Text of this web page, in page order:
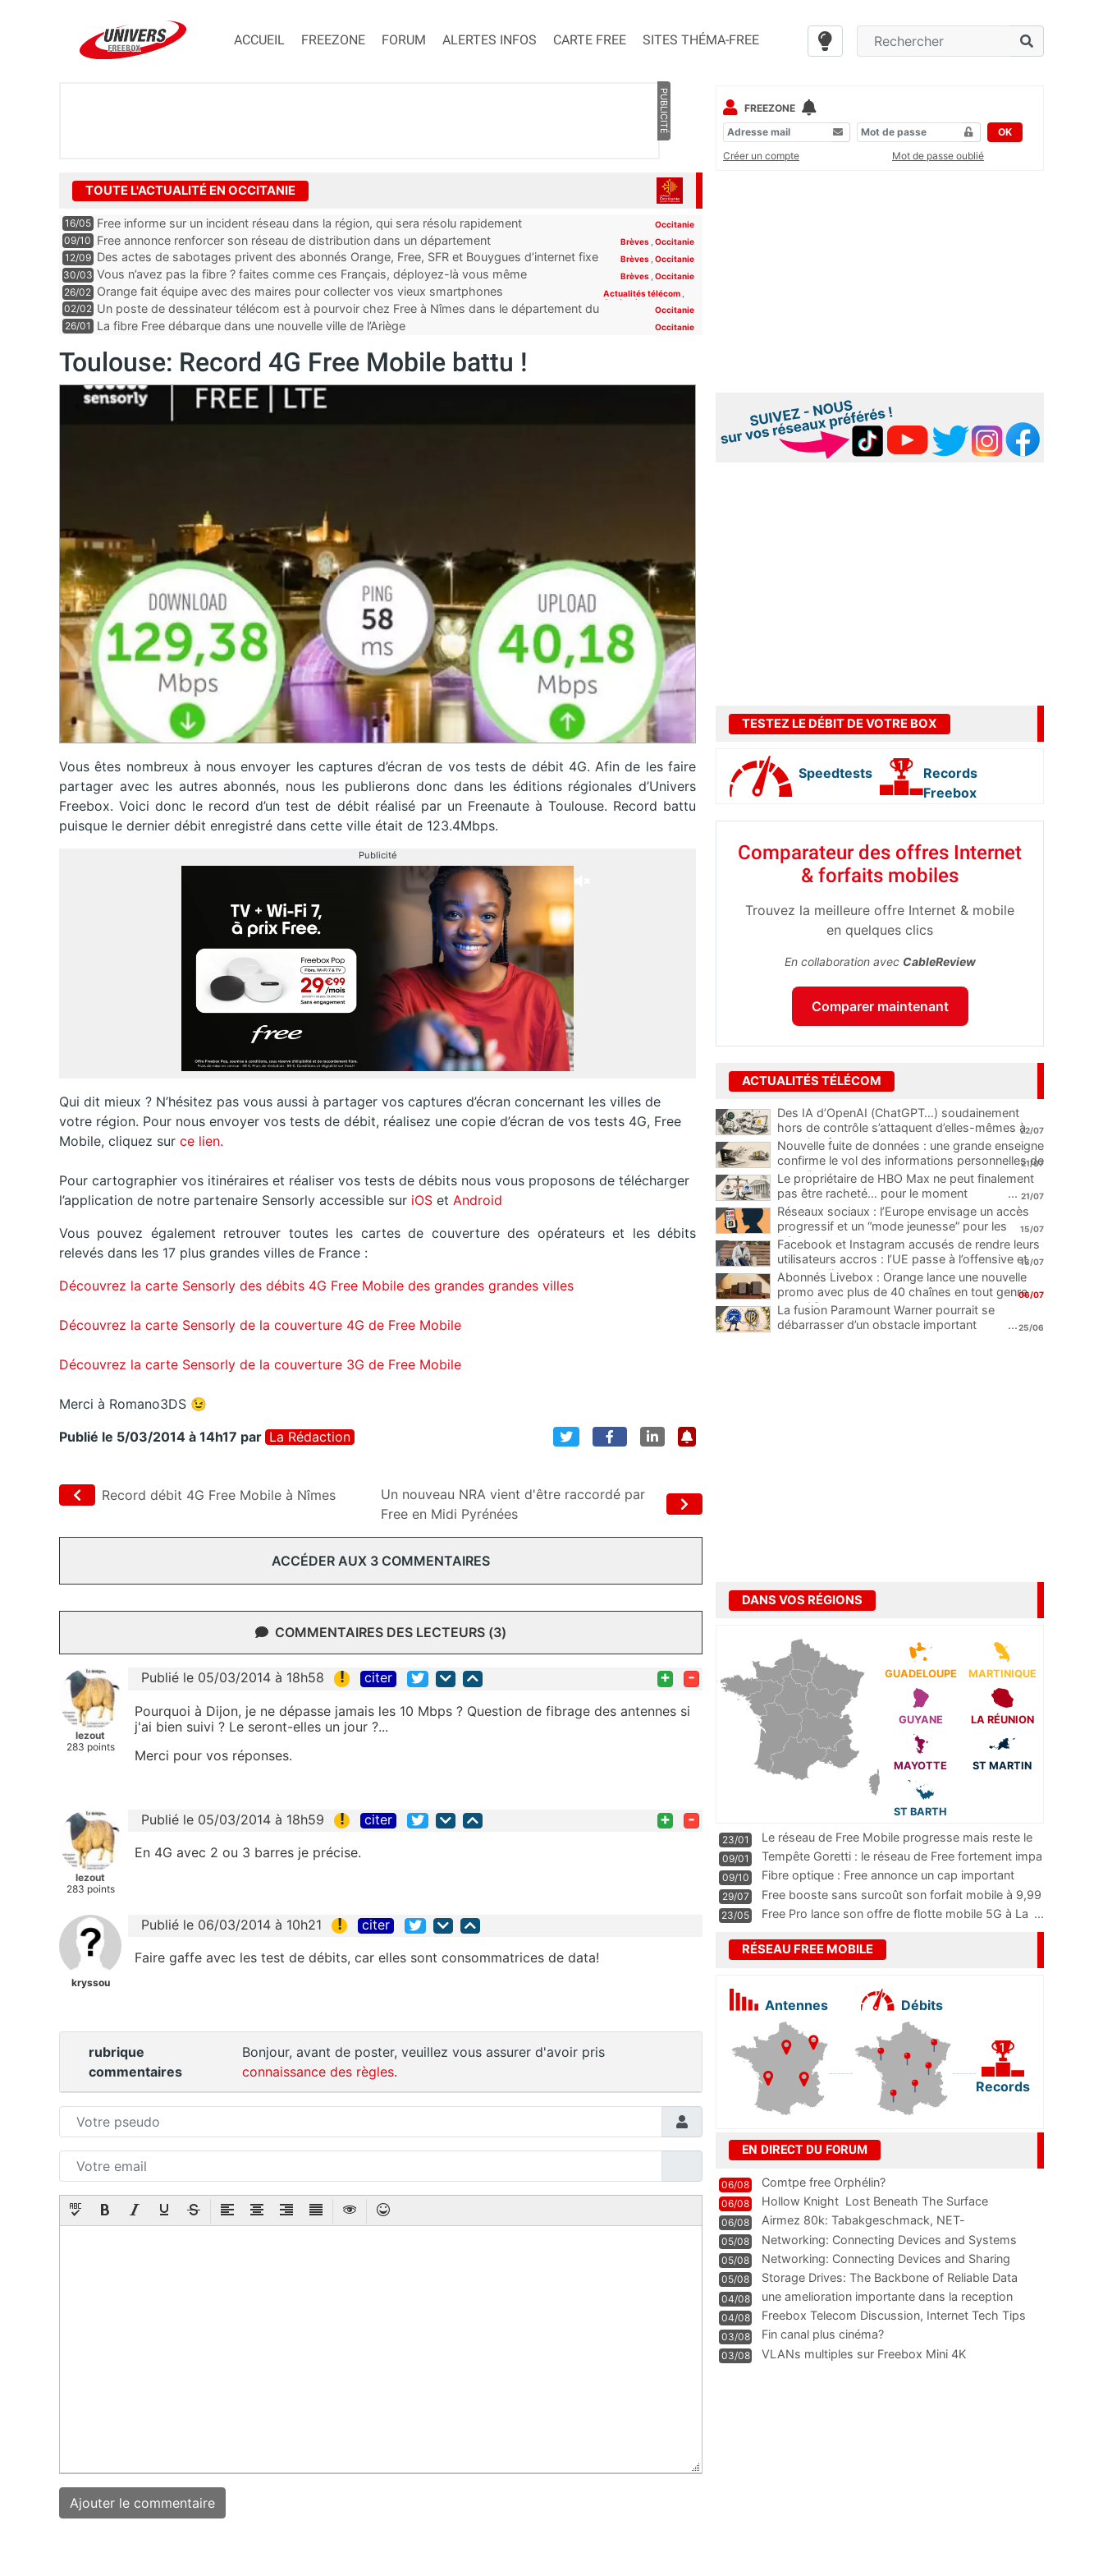
ACCUEIL FREEZONE FORUM ALERTES INFOS CARTE FREE SITES THÉMA-FREE
PUBLICITÉ
TOUTE L'ACTUALITÉ EN OCCITANIE
16/05 Free informe sur un incident réseau dans la région, qui sera résolu rapidement Occitanie
09/10 Free annonce renforcer son réseau de distribution dans un département Brèves Occitanie
12/09 Des actes de sabotages privent des abonnés Orange, Free, SFR et Bouygues d’internet fixe
et mobile, “c’est clairement quelqu’un qui est expert”
Brèves Occitanie
30/03 Vous n’avez pas la fibre ? faites comme ces Français, déployez-là vous même Brèves Occitanie
26/02 Orange fait équipe avec des maires pour collecter vos vieux smartphones Actualités télécom
Occitanie
02/02 Un poste de dessinateur télécom est à pourvoir chez Free à Nîmes dans le département du
Gard
Occitanie
26/01 La fibre Free débarque dans une nouvelle ville de l’Ariège Occitanie
Toulouse: Record 4G Free Mobile battu !
Vous êtes nombreux à nous envoyer les captures d’écran de vos tests de débit 4G. Afin de les faire
partager avec les autres abonnés, nous les publierons donc dans les éditions régionales d’Univers
Freebox. Voici donc le record d’un test de débit réalisé par un Freenaute à Toulouse. Record battu
puisque le dernier débit enregistré dans cette ville était de 123.4Mbps.
Publicité
Qui dit mieux ? N’hésitez pas vous aussi à partager vos captures d’écran concernant les villes de
votre région. Pour nous envoyer vos tests de débit, réalisez une copie d’écran de vos tests 4G, Free
Mobile, cliquez sur ce lien.
Pour cartographier vos itinéraires et réaliser vos tests de débits nous vous proposons de télécharger
l’application de notre partenaire Sensorly accessible sur iOS et Android
Vous pouvez également retrouver toutes les cartes de couverture des opérateurs et les débits
relevés dans les 17 plus grandes villes de France :
Découvrez la carte Sensorly des débits 4G Free Mobile des grandes grandes villes
Découvrez la carte Sensorly de la couverture 4G de Free Mobile
Découvrez la carte Sensorly de la couverture 3G de Free Mobile
Merci à Romano3DS 😉
Publié le 5/03/2014 à 14h17 par La Rédaction
Record débit 4G Free Mobile à Nîmes
Un nouveau NRA vient d'être raccordé par
Free en Midi Pyrénées
ACCÉDER AUX 3 COMMENTAIRES
COMMENTAIRES DES LECTEURS (3)
lezout
283 points
Publié le 05/03/2014 à 18h58 ! citer + -
Pourquoi à Dijon, je ne dépasse jamais les 10 Mbps ? Question de fibrage des antennes si
j'ai bien suivi ? Le seront-elles un jour ?...
Merci pour vos réponses.
lezout
283 points
Publié le 05/03/2014 à 18h59 ! citer + -
En 4G avec 2 ou 3 barres je précise.
kryssou
Publié le 06/03/2014 à 10h21 ! citer
Faire gaffe avec les test de débits, car elles sont consommatrices de data!
rubrique
commentaires
Bonjour, avant de poster, veuillez vous assurer d'avoir pris
connaissance des règles.
FREEZONE
OK
Créer un compte
Mot de passe oublié
TESTEZ LE DÉBIT DE VOTRE BOX
Speedtests
Records
Freebox
Comparateur des offres Internet
& forfaits mobiles
Trouvez la meilleure offre Internet & mobile
en quelques clics
En collaboration avec CableReview
Comparer maintenant
ACTUALITÉS TÉLÉCOM
Des IA d’OpenAI (ChatGPT…) soudainement
hors de contrôle s’attaquent d’elles-mêmes à
une plateforme
...
22/07
Nouvelle fuite de données : une grande enseigne
confirme le vol des informations personnelles de
ses clients
...
21/07
Le propriétaire de HBO Max ne peut finalement
pas être racheté… pour le moment
... 21/07
Réseaux sociaux : l’Europe envisage un accès
progressif et un “mode jeunesse” pour les
mineurs
...
15/07
Facebook et Instagram accusés de rendre leurs
utilisateurs accros : l’UE passe à l’offensive et
menace d’une amende record
...
13/07
Abonnés Livebox : Orange lance une nouvelle
promo avec plus de 40 chaînes en tout genre
pour 1€
06/07
La fusion Paramount Warner pourrait se
débarrasser d’un obstacle important
...25/06
DANS VOS RÉGIONS
GUADELOUPE MARTINIQUE
GUYANE LA RÉUNION
MAYOTTE ST MARTIN
ST BARTH
23/01
Le réseau de Free Mobile progresse mais reste le
m
...
09/01
Tempête Goretti : le réseau de Free fortement impa
09/10
Fibre optique : Free annonce un cap important
pass
...
29/07
Free booste sans surcoût son forfait mobile à 9,99
23/05 Free Pro lance son offre de flotte mobile 5G à La ...
RÉSEAU FREE MOBILE
Antennes Débits
Records
EN DIRECT DU FORUM
06/08 Comtpe free Orphélin?
06/08 Hollow Knight  Lost Beneath The Surface
06/08
Airmez 80k: Tabakgeschmack, NET-
Technologie und Leistung im
05/08 Networking: Connecting Devices and Systems
05/08
Networking: Connecting Devices and Sharing
Information
05/08
Storage Drives: The Backbone of Reliable Data
Management
04/08
une amelioration importante dans la reception
WIFI
04/08
Freebox Telecom Discussion, Internet Tech Tips
Communi
03/08 Fin canal plus cinéma?
03/08 VLANs multiples sur Freebox Mini 4K